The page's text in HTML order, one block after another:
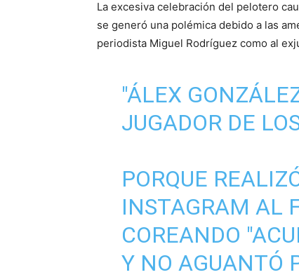
La excesiva celebración del pelotero
se generó una polémica debido a las
periodista Miguel Rodríguez como al
"ÁLEX
JUGADOR DE
PORQUE
INSTAGRAM AL
COREANDO
Y NO AGUANTÓ